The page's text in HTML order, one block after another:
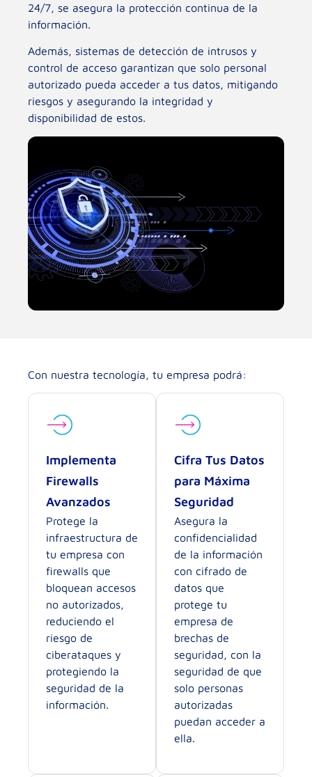
24/7, se asegura la protección continua de la
información.
Además, sistemas de detección de intrusos y
control de acceso garantizan que solo personal
autorizado pueda acceder a tus datos, mitigando
riesgos y asegurando la integridad y
disponibilidad de estos.
Con nuestra tecnología, tu empresa podrá:
Implementa
Firewalls
Avanzados
Protege la
infraestructura de
tu empresa con
firewalls que
bloquean accesos
no autorizados,
reduciendo el
riesgo de
ciberataques y
protegiendo la
seguridad de la
información.
Cifra Tus Datos
para Máxima
Seguridad
Asegura la
confidencialidad
de la información
con cifrado de
datos que
protege tu
empresa de
brechas de
seguridad, con la
seguridad de que
solo personas
autorizadas
puedan acceder a
ella.